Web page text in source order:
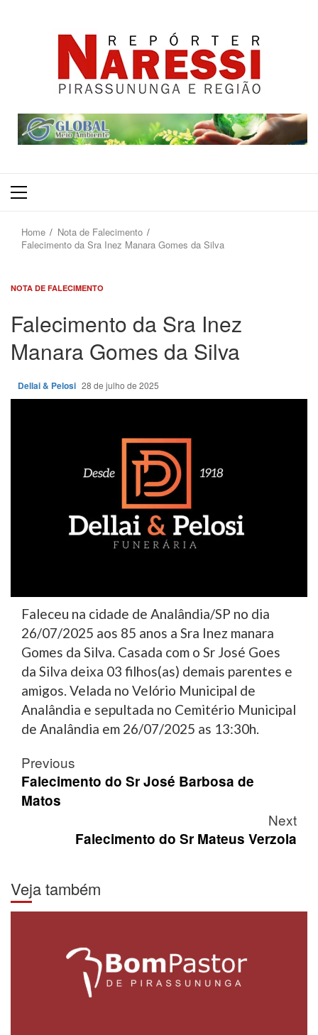
Primary
Home
Nota de Falecimento
Falecimento da Sra Inez Manara Gomes da Silva
NOTA DE FALECIMENTO
Falecimento da Sra Inez
Manara Gomes da Silva
Dellai & Pelosi 28 de julho de 2025
Faleceu na cidade de Analândia/SP no dia
26/07/2025 aos 85 anos a Sra Inez manara
Gomes da Silva. Casada com o Sr José Goes
da Silva deixa 03 filhos(as) demais parentes e
amigos. Velada no Velório Municipal de
Analândia e sepultada no Cemitério Municipal
de Analândia em 26/07/2025 as 13:30h.
Post
navigation
Previous
Falecimento do Sr José Barbosa de
Matos
Next
Falecimento do Sr Mateus Verzola
Veja também